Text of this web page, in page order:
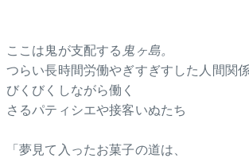
ここは鬼が支配する 鬼ヶ島。
つらい長時間労働やぎすぎすした人間関
びくびくしながら働く
さるパティシエや接客いぬたち
「夢見て入ったお菓子の道は、